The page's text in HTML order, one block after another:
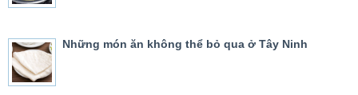
Những món ăn không thể bỏ qua ở Tây Ninh